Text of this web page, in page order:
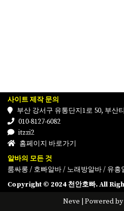
사이트 제작 문의
부산 강서구 유통단지1로 50, 부산
010-8127-6082
itzzi2
홈페이지 바로가기
알바의 모든 것
룸싸롱 / 호빠알바/ 노래방알바/ 유흥
Copyright © 2024 천안호빠. All
Neve | Powered by